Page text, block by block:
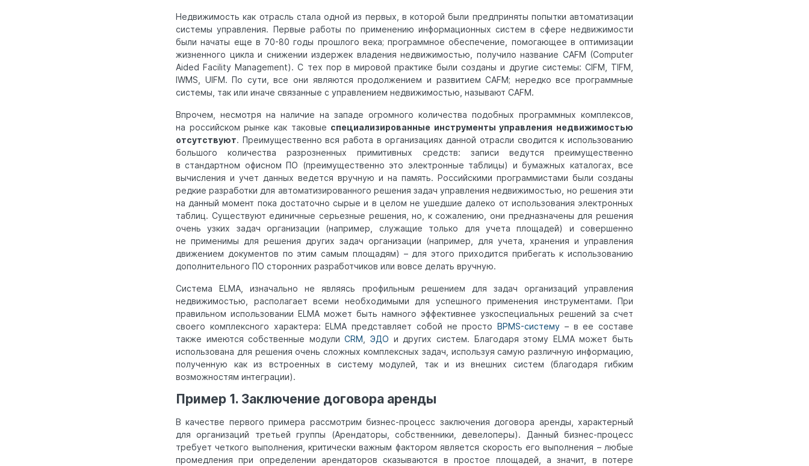
Недвижимость как отрасль стала одной из первых, в которой были предприняты попытки автоматизации
системы управления. Первые работы по применению информационных систем в сфере недвижимости
были начаты еще в 70-80 годы прошлого века; программное обеспечение, помогающее в оптимизации
жизненного цикла и снижении издержек владения недвижимостью, получило название CAFM (Computer
Aided Facility Management). С тех пор в мировой практике были созданы и другие системы: CIFM, TIFM,
IWMS, UIFM. По сути, все они являются продолжением и развитием CAFM; нередко все программные
системы, так или иначе связанные с управлением недвижимостью, называют CAFM.
Впрочем, несмотря на наличие на западе огромного количества подобных программных комплексов,
на российском рынке как таковые специализированные инструменты управления недвижимостью
отсутствуют. Преимущественно вся работа в организациях данной отрасли сводится к использованию
большого количества разрозненных примитивных средств: записи ведутся преимущественно
в стандартном офисном ПО (преимущественно это электронные таблицы) и бумажных каталогах, все
вычисления и учет данных ведется вручную и на память. Российскими программистами были созданы
редкие разработки для автоматизированного решения задач управления недвижимостью, но решения эти
на данный момент пока достаточно сырые и в целом не ушедшие далеко от использования электронных
таблиц. Существуют единичные серьезные решения, но, к сожалению, они предназначены для решения
очень узких задач организации (например, служащие только для учета площадей) и совершенно
не применимы для решения других задач организации (например, для учета, хранения и управления
движением документов по этим самым площадям) – для этого приходится прибегать к использованию
дополнительного ПО сторонних разработчиков или вовсе делать вручную.
Система ELMA, изначально не являясь профильным решением для задач организаций управления
недвижимостью, располагает всеми необходимыми для успешного применения инструментами. При
правильном использовании ELMA может быть намного эффективнее узкоспециальных решений за счет
своего комплексного характера: ELMA представляет собой не просто BPMS-систему – в ее составе
также имеются собственные модулиCRM ,ЭДО и других систем. Благодаря этому ELMA может быть
использована для решения очень сложных комплексных задач, используя самую различную информацию,
полученную как из встроенных в систему модулей, так и из внешних систем (благодаря гибким
возможностям интеграции).
Пример 1. Заключение договора аренды
В качестве первого примера рассмотрим бизнес-процесс заключения договора аренды, характерный
для организаций третьей группы (Арендаторы, собственники, девелоперы). Данный бизнес-процесс
требует четкого выполнения, критически важным фактором является скорость его выполнения – любые
промедления при определении арендаторов сказываются в простое площадей, а значит, в потере